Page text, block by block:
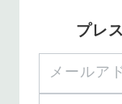
プレ